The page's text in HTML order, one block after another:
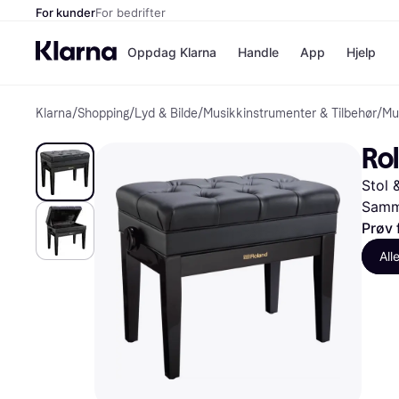
For kunderFor bedrifter
Oppdag Klarna
Betal nå
Betal i 3
Betal innen
Finansiering
Vipps
Handle
Butikker
App Hjelp
Klarna/Shopping/Lyd & Bilde/Musikkinstrumenter & Tilbehør/
Stol
Prøv
Alle